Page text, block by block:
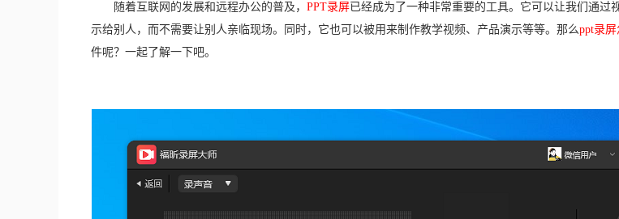
随着互联网的发展和远程办公的普及， PPT录屏已经成为了一种非常重要的工具。它可以让我们通过
示给别人，而不需要让别人亲临现场。同时，它也可以被用来制作教学视频、产品演示等等。那么ppt录
件呢？一起了解一下吧。